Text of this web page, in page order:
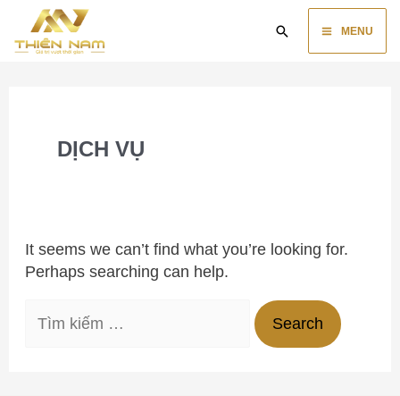
content
SearchMain
MENU
DỊCH VỤ
It seems we can’t find what you’re looking for.
Perhaps searching can help.